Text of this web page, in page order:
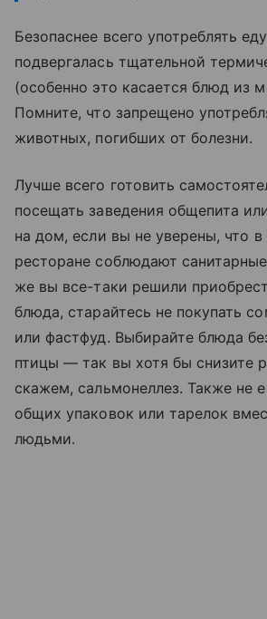
Безопаснее всего употреблять
подвергалась тщательной
(особенно это касается блюд из
Помните, что запрещено
животных, погибших от болезни.
Лучше всего готовить
посещать заведения общепита
на дом, если вы не уверены, что
ресторане соблюдают
же вы все-таки решили
блюда, старайтесь не покупать
или фастфуд. Выбирайте блюда
птицы — так вы хотя бы снизите
скажем, сальмонеллез. Также не
общих упаковок или тарелок
людьми.